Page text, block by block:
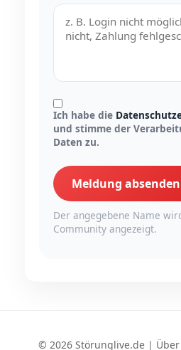
Ich habe die
und stimme der
Daten zu.
Meldung absenden
Der angegebene Name
Community angezeigt.
© 2026 Störunglive.de |